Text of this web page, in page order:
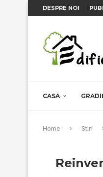
DESPRE NOI
CASA
Home Stiri